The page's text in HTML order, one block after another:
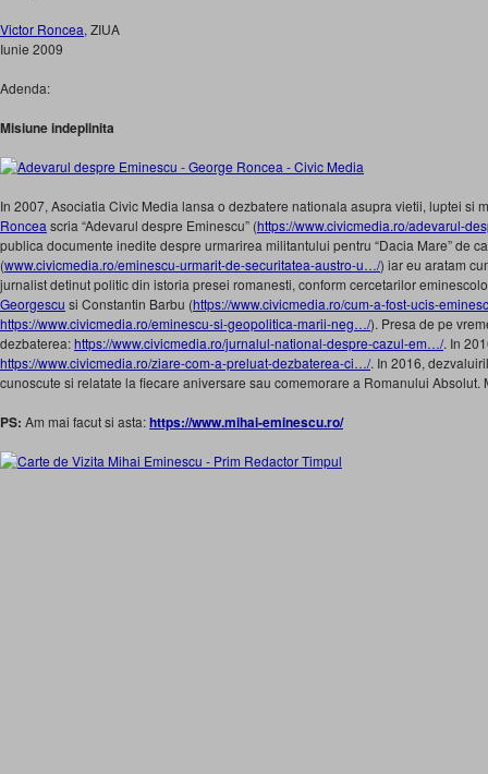
Victor Roncea, ZIUA
Iunie 2009
Adenda:
Misiune indeplinita
In 2007, Asociatia Civic Media lansa o dezbatere nationala asupra vietii, luptei si
Roncea scria “Adevarul despre Eminescu” (https://www.civicmedia.ro/adevarul-
publica documente inedite despre urmarirea militantului pentru “Dacia Mare” de
(www.civicmedia.ro/eminescu-urmarit-de-securitatea-austro-u…/) iar eu aratam
jurnalist detinutpolitic din istoria presei romanesti, conform cercetarilor
Georgescu si Constantin Barbu (https://www.civicmedia.ro/cum-a-fost-ucis-
https://www.civicmedia.ro/eminescu-si-geopolitica-marii-neg…/). Presa de pe
dezbaterea:https://www.civicmedia.ro/jurnalul-national-despre-cazul-em…/. In
https://www.civicmedia.ro/ziare-com-a-preluat-dezbaterea-ci…/. In 2016,
cunoscute si relatate la fiecare aniversare sau comemorare a Romanului Absolut.
PS: Am mai facut si asta:https://www.mihai-eminescu.ro/